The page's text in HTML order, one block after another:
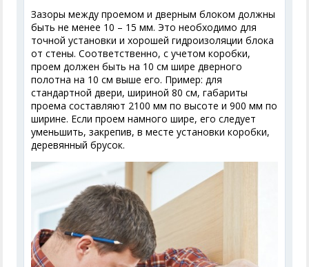
Зазоры между проемом и дверным блоком должны
быть не менее 10 – 15 мм. Это необходимо для
точной установки и хорошей гидроизоляции блока
от стены. Соответственно, с учетом коробки,
проем должен быть на 10 см шире дверного
полотна на 10 см выше его. Пример: для
стандартной двери, шириной 80 см, габариты
проема составляют 2100 мм по высоте и 900 мм по
ширине. Если проем намного шире, его следует
уменьшить, закрепив, в месте установки коробки,
деревянный брусок.